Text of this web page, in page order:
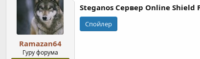
и
и
Ramazan64
Гуру форума
Steganos Cервер Online
Спойлер